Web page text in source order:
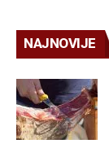
NAJNOVIJE